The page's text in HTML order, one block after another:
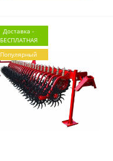
Доставка -
БЕСПЛАТНАЯ
Популярный